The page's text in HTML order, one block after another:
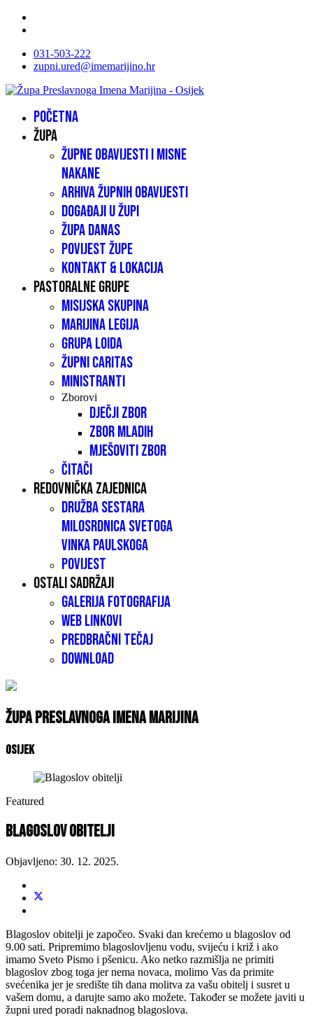
031-503-222
zupni.ured@imemarijino.hr
Početna
Župa
Župne obavijesti i misne
nakane
Arhiva župnih obavijesti
Događaji u župi
Župa danas
Povijest župe
Kontakt & lokacija
Pastoralne grupe
Misijska skupina
Marijina legija
Grupa LOIDA
Župni caritas
Ministranti
Zborovi
Dječji zbor
Zbor mladih
Mješoviti zbor
Čitači
Redovnička zajednica
Družba sestara
milosrdnica Svetoga
Vinka Paulskoga
Povijest
Ostali sadržaji
Galerija fotografija
Web linkovi
Predbračni tečaj
Download
Župa Preslavnoga Imena Marijina
Osijek
Featured
Blagoslov obitelji
Objavljeno: 30. 12. 2025.
Blagoslov obitelji je započeo. Svaki dan krećemo u blagoslov od
9.00 sati. Pripremimo blagoslovljenu vodu, svijeću i križ i ako
imamo Sveto Pismo i pšenicu. Ako netko razmišlja ne primiti
blagoslov zbog toga jer nema novaca, molimo Vas da primite
svećenika jer je središte tih dana molitva za vašu obitelj i susret u
vašem domu, a darujte samo ako možete. Također se možete javiti u
župni ured poradi naknadnog blagoslova.